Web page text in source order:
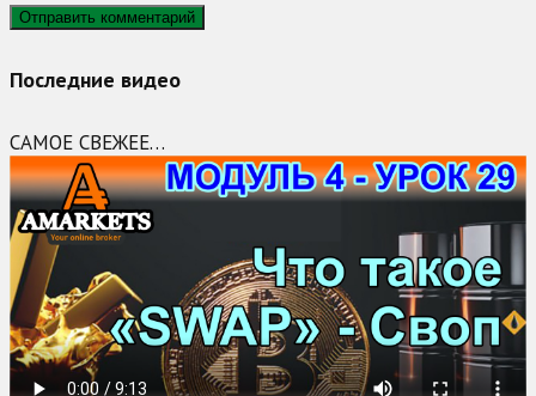
Последние видео
САМОЕ СВЕЖЕЕ…